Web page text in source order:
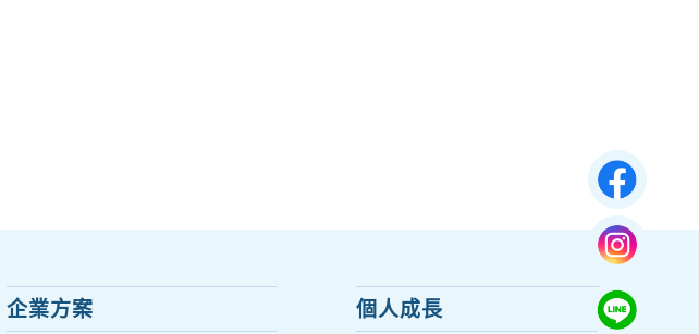
企業方案 個人成長